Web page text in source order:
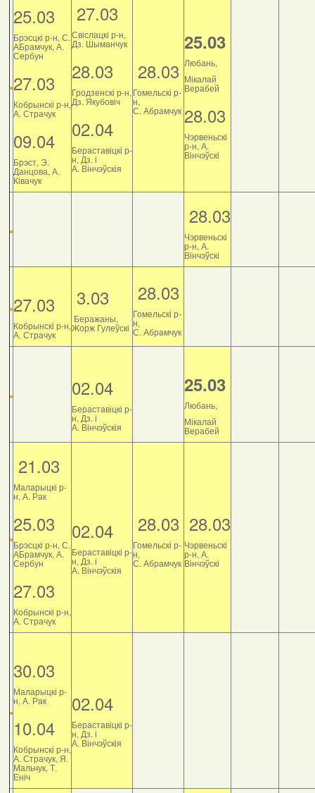
25.03
Брэсцкі р-н, С.
АБрамчук, А.
Сербун
27.03
Кобрынскі р-н,
А. Страчук
09.04
Брэст, Э.
Данцова, А.
Ківачук
27.03
Свіслацкі р-н,
Дз. Шыманчук
28.03
Гродзенскі р-н,
Дз. Якубовіч
02.04
Бераставіцкі р-
н, Дз. і
А. Вінчэўскія
28.03
Гомельскі р-
н,
С. Абрамчук
25.03
Любань,
Мікалай
Верабей
28.03
Чэрвеньскі
р-н, А.
Вінчэўскі
28.03
Чэрвеньскі
р-н, А.
Вінчэўскі
27.03
Кобрынскі р-н,
А. Страчук
3.03
Беражаны,
Жорж Гулеўскі
28.03
Гомельскі р-
н,
С. Абрамчук
02.04
Бераставіцкі р-
н, Дз. і
А. Вінчэўскія
25.03
Любань,
Мікалай
Верабей
21.03
Маларыцкі р-
н, А. Рак
25.03
Брэсцкі р-н, С.
АБрамчук, А.
Сербун
27.03
Кобрынскі р-н,
А. Страчук
02.04
Бераставіцкі р-
н, Дз. і
А. Вінчэўскія
28.03
Гомельскі р-
н,
С. Абрамчук
28.03
Чэрвеньскі
р-н, А.
Вінчэўскі
30.03
Маларыцкі р-
н, А. Рак
10.04
Кобрынскі р-н,
А. Страчук, Я.
Мальчук, Т.
Еніч
02.04
Бераставіцкі р-
н, Дз. і
А. Вінчэўскія